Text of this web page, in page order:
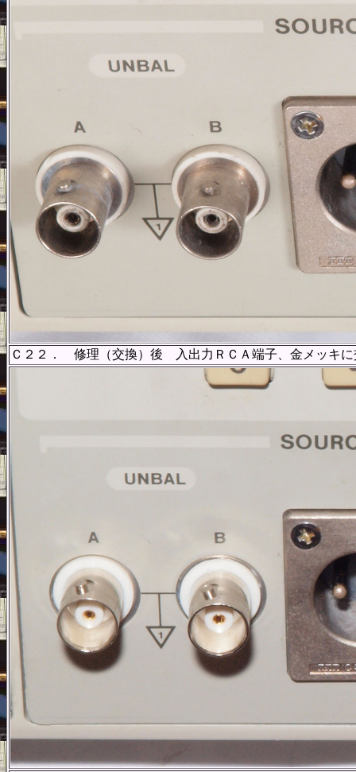
Ｃ２２． 修理（交換）後 入出力ＲＣＡ端子、金メッキに